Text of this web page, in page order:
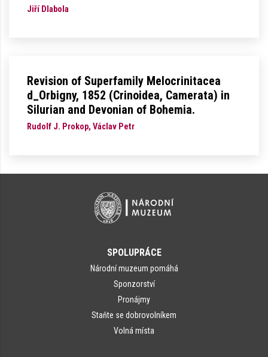
Jiří Dlabola
Revision of Superfamily Melocrinitacea
d_Orbigny, 1852 (Crinoidea, Camerata) in
Silurian and Devonian of Bohemia.
Rudolf J. Prokop, Václav Petr
SPOLUPRÁCE
Národní muzeum pomáhá
Sponzorství
Pronájmy
Staňte se dobrovolníkem
Volná místa